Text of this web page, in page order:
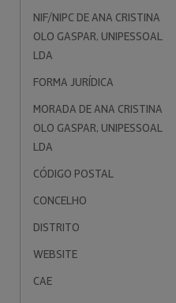
NIF/NIPC DE ANA CRISTINA
OLO GASPAR, UNIPESSOAL
LDA
FORMA JURÍDICA
MORADA DE ANA CRISTINA
OLO GASPAR, UNIPESSOAL
LDA
CÓDIGO POSTAL
CONCELHO
DISTRITO
WEBSITE
CAE